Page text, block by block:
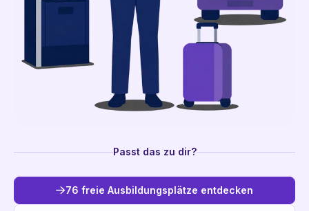
Passt das zu dir?
76 freie Ausbildungsplätze entdecken